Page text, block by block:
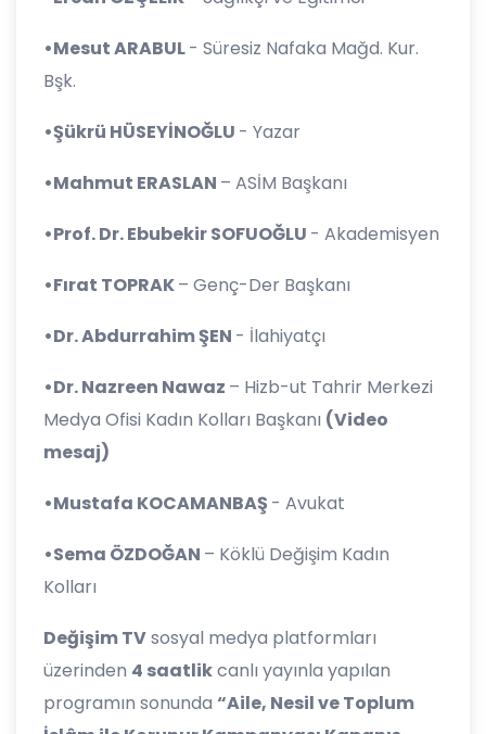
•Mesut ARABUL- Süresiz Nafaka Mağd. Kur.
Bşk.
•Şükrü HÜSEYİNOĞLU - Yazar
•Mahmut ERASLAN – ASİM Başkanı
•Prof. Dr. Ebubekir SOFUOĞLU - Akademisyen
•Fırat TOPRAK– Genç-Der Başkanı
•Dr. Abdurrahim ŞEN - İlahiyatçı
•Dr. Nazreen Nawaz – Hizb-ut Tahrir Merkezi
Medya Ofisi Kadın Kolları Başkanı (Video
mesaj)
•Mustafa KOCAMANBAŞ - Avukat
•Sema ÖZDOĞAN – Köklü Değişim Kadın
Kolları
Değişim TVsosyal medya platformları
üzerinden 4 saatlikcanlı yayınla yapılan
programın sonunda “Aile, Nesil ve Toplum